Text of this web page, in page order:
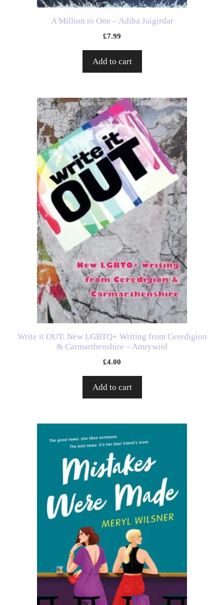
A Million to One – Adiba Jaigirdar
£7.99
Add to cart
Write it OUT: New LGBTQ+ Writing from Ceredigion
& Carmarthenshire – Amrywiol
£4.00
Add to cart